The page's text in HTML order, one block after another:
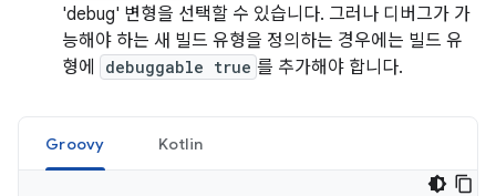
'debug' 변형을 선택할 수 있습니다. 그러나 디버그가 가
능해야 하는 새 빌드 유형을 정의하는 경우에는 빌드 유
형에
debuggable true 를 추가해야 합니다.
Groovy Kotlin